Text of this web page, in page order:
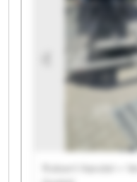
Vermietung GmbH
GmbH Robert
Handel + Vermietung
Vermietung GmbH
GmbH Robert
Handel +
Vermietung GmbH
GmbH Robert
Robert Handel +